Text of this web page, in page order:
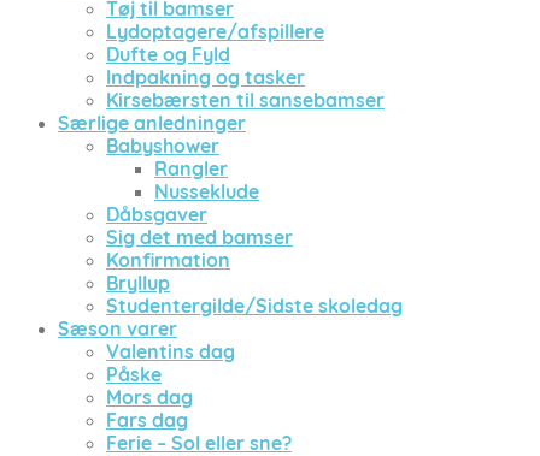
Tøj til bamser
Lydoptagere/afspillere
Dufte og Fyld
Indpakning og tasker
Kirsebærsten til sansebamser
Særlige anledninger
Babyshower
Rangler
Nusseklude
Dåbsgaver
Sig det med bamser
Konfirmation
Bryllup
Studentergilde/Sidste skoledag
Sæson varer
Valentins dag
Påske
Mors dag
Fars dag
Ferie – Sol eller sne?